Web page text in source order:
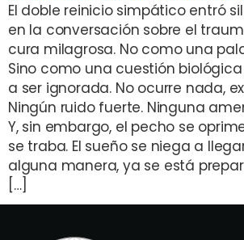
El doble reinicio simpático entró
en la conversación sobre el
cura milagrosa. No como una
Sino como una cuestión
a ser ignorada. No ocurre nada,
Ningún ruido fuerte. Ninguna
Y, sin embargo, el pecho se
se traba. El sueño se niega a
alguna manera, ya se está
[…]